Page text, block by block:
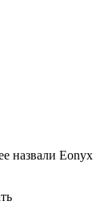
назвали Eonyx